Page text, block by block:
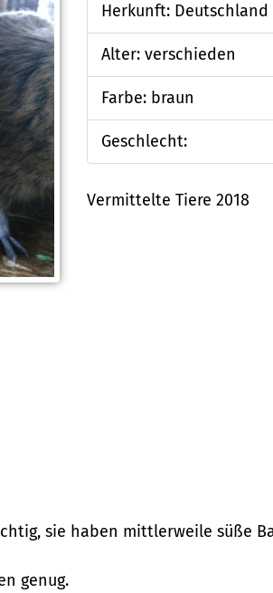
Herkunft: Deutschland
Alter: verschieden
Farbe: braun
Geschlecht:
Vermittelte Tiere 2018
sie haben mittlerweile süße
genug.